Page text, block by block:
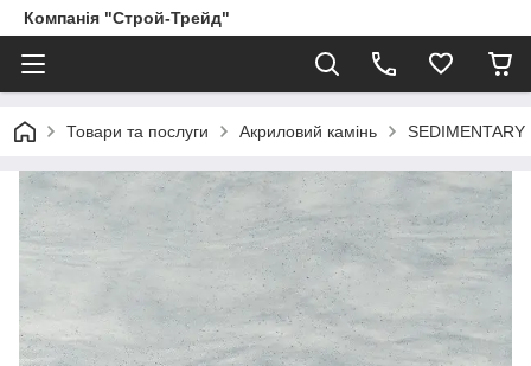
Компанія "Строй-Трейд"
Товари та послуги Акриловий камінь